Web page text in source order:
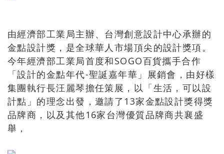
由經濟部工業局主辦、台灣創意設計中心承辦的
金點設計獎，是全球華人市場頂尖的設計獎項。
今年經濟部工業局首度和SOGO百貨攜手合作
「設計的金點年代-聖誕嘉年華」展銷會，由好樣
集團執行長汪麗琴擔任策展，以「生活，可以設
計點」的理念出發，邀請了13家金點設計獎得獎
品牌商，以及其他16家台灣優質品牌商共襄盛
舉，